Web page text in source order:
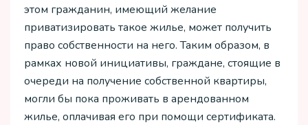
этом гражданин, имеющий желание
приватизировать такое жилье, может получить
право собственности на него. Таким образом, в
рамках новой инициативы, граждане, стоящие в
очереди на получение собственной квартиры,
могли бы пока проживать в арендованном
жилье, оплачивая его при помощи сертификата.